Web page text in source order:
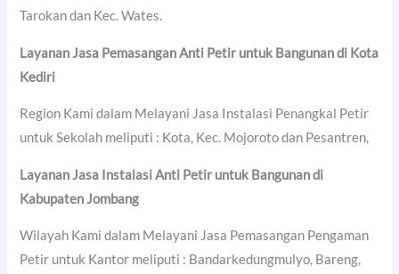
Tarokan dan Kec. Wates.
Layanan Jasa Pemasangan Anti Petir untuk Bangunan di Kota
Kediri
Region Kami dalam Melayani Jasa Instalasi Penangkal Petir
untuk Sekolah meliputi : Kota, Kec. Mojoroto dan Pesantren,
Layanan Jasa Instalasi Anti Petir untuk Bangunan di
Kabupaten Jombang
Wilayah Kami dalam Melayani Jasa Pemasangan Pengaman
Petir untuk Kantor meliputi : Bandarkedungmulyo, Bareng,